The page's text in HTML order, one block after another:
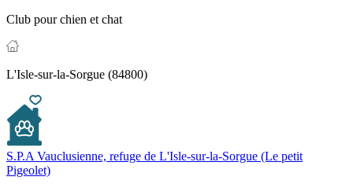
Club pour chien et chat
L'Isle-sur-la-Sorgue (84800)
S.P.A Vauclusienne, refuge de L'Isle-sur-la-Sorgue (Le petit
Pigeolet)